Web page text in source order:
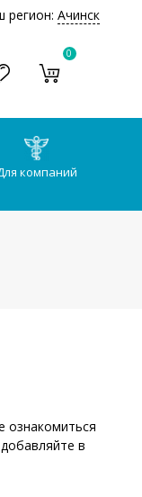
регион: Ачинск
0
компаний
ознакомиться
в